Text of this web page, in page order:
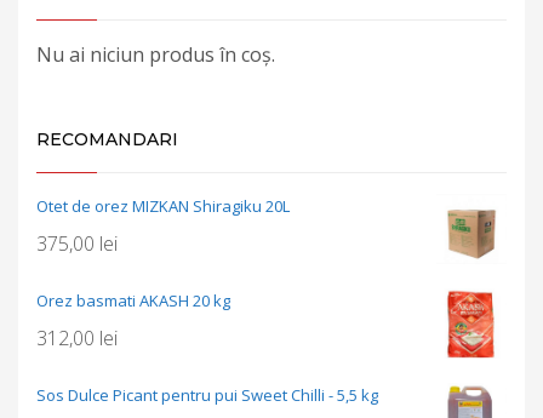
Nu ai niciun produs în coș.
RECOMANDARI
Otet de orez MIZKAN Shiragiku 20L
375,00 lei
Orez basmati AKASH 20 kg
312,00 lei
Sos Dulce Picant pentru pui Sweet Chilli - 5,5 kg